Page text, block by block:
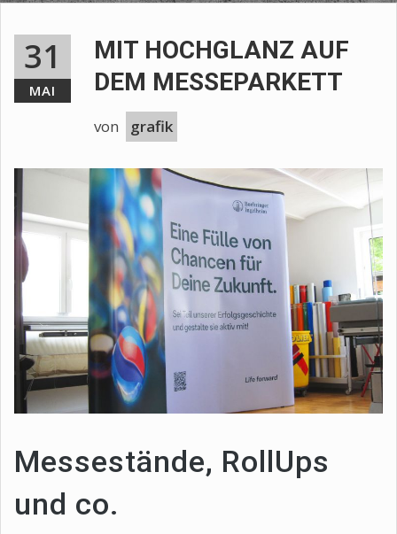
31
MAI
MIT HOCHGLANZ AUF
DEM MESSEPARKETT
von grafik
Messestände, RollUps
und co.